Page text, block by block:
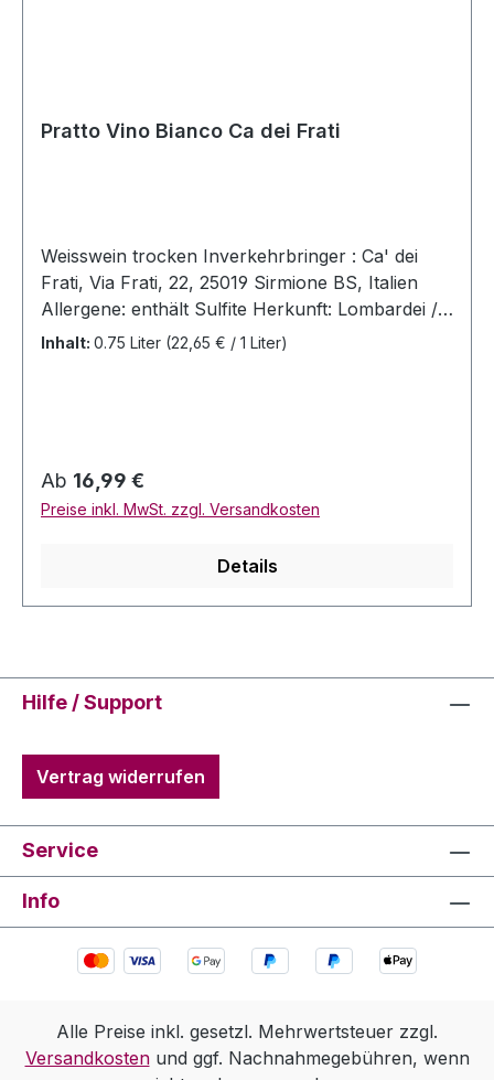
Pratto Vino Bianco Ca dei Frati
Weisswein trocken Inverkehrbringer : Ca' dei
Frati, Via Frati, 22, 25019 Sirmione BS, Italien
Allergene: enthält Sulfite Herkunft: Lombardei /
Italien Jahrgang: 2021 Rebsorten: Turbiano,
Stahltank auf der Hefe für 12 Monate, danach
weitere zwei Monate Reifung auf der
Flasche.Noten von exotischen Früchten im
Duftnuancen, voll im Geschmack, reich,
vielschichtig mit zarter Säure.
Inhalt: 0.75 Liter (22,65 € / 1 Liter)
Regulärer Preis:
Ab 16,99 €
Preise inkl. MwSt. zzgl. Versandkosten
Details
Hilfe / Support
Vertrag widerrufen
Service
Info
Alle Preise inkl. gesetzl. Mehrwertsteuer zzgl.
Versandkostenund ggf. Nachnahmegebühren, wenn